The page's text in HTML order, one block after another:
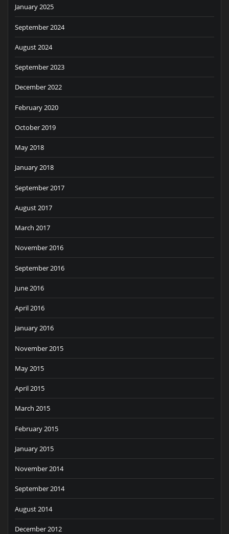
January 2025
September 2024
August 2024
September 2023
December 2022
February 2020
October 2019
May 2018
January 2018
September 2017
August 2017
March 2017
November 2016
September 2016
June 2016
April 2016
January 2016
November 2015
May 2015
April 2015
March 2015
February 2015
January 2015
November 2014
September 2014
August 2014
December 2012